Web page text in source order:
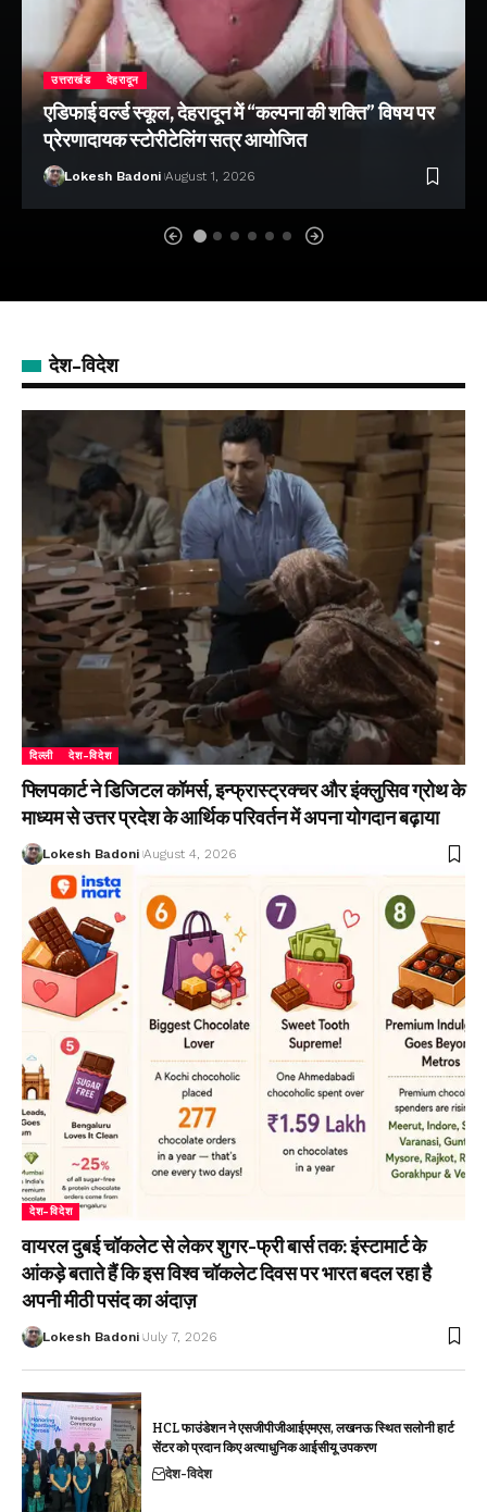
उत्तराखंड देहरादून
एडिफाई वर्ल्ड स्कूल, देहरादून में “कल्पना की शक्ति” विषय पर
प्रेरणादायक स्टोरीटेलिंग सत्र आयोजित
Lokesh Badoni August 1, 2026
देश-विदेश
दिल्ली देश-विदेश
फ्लिपकार्ट ने डिजिटल कॉमर्स, इन्फ्रास्ट्रक्चर और इंक्लुसिव ग्रोथ के
माध्यम से उत्तर प्रदेश के आर्थिक परिवर्तन में अपना योगदान बढ़ाया
Lokesh Badoni August 4, 2026
देश-विदेश
वायरल दुबई चॉकलेट से लेकर शुगर-फ्री बार्स तक: इंस्टामार्ट के
आंकड़े बताते हैं कि इस विश्व चॉकलेट दिवस पर भारत बदल रहा है
अपनी मीठी पसंद का अंदाज़
Lokesh Badoni July 7, 2026
HCL फाउंडेशन ने एसजीपीजीआईएमएस, लखनऊ स्थित सलोनी हार्ट
सेंटर को प्रदान किए अत्याधुनिक आईसीयू उपकरण
देश-विदेश